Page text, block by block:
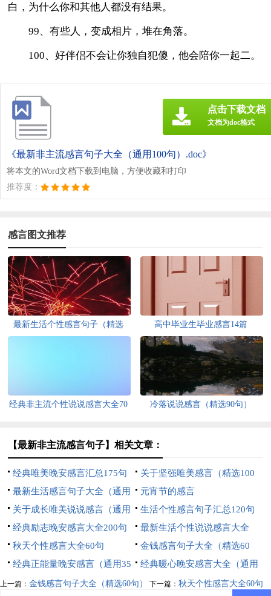
白，为什么你和其他人都没有结果。
99、有些人，变成相片，堆在角落。
100、好伴侣不会让你独自犯傻，他会陪你一起二。
《最新非主流感言句子大全（通用100句）.doc》
将本文的Word文档下载到电脑，方便收藏和打印
推荐度：
点击下载文档
文档为doc格式
感言图文推荐
最新生活个性感言句子（精选
高中毕业生毕业感言14篇
经典非主流个性说说感言大全70
冷落说说感言（精选90句）
【最新非主流感言句子】相关文章：
经典唯美晚安感言汇总175句
精选
关于坚强唯美感言（精选100
句）
最新生活感言句子大全（通用
110句）
元宵节的感言
关于成长唯美说说感言（通用
70句）
生活个性感言句子汇总120句
经典励志晚安感言大全200句
精选
最新生活个性说说感言大全
（通用90句）
秋天个性感言大全60句
金钱感言句子大全（精选60
句）
经典正能量晚安感言（通用35
句）
经典暖心晚安感言大全（通用
200句）
上一篇： 金钱感言句子大全（精选60句） 下一篇： 秋天个性感言大全60句